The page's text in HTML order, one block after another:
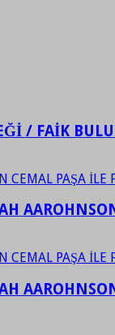
/ FAİK